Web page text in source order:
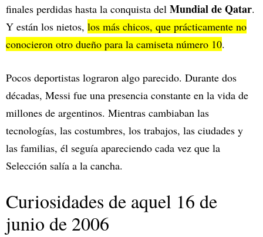
finales perdidas hasta la conquista del Mundial de Qatar.
Y están los nietos, los más chicos, que prácticamente no
conocieron otro dueño para la camiseta número 10.
Pocos deportistas lograron algo parecido. Durante dos
décadas, Messi fue una presencia constante en la vida de
millones de argentinos. Mientras cambiaban las
tecnologías, las costumbres, los trabajos, las ciudades y
las familias, él seguía apareciendo cada vez que la
Selección salía a la cancha.
Curiosidades de aquel 16 de
junio de 2006